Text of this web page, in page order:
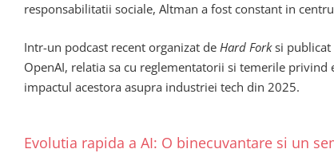
responsabilitatii sociale, Altman a fost constant in
Intr-un podcast recent organizat de Hard Forksi publicat
OpenAI, relatia sa cu reglementatorii si temerile
impactul acestora asupra industriei tech din 2025.
Evolutia rapida a AI: O binecuvantare si un